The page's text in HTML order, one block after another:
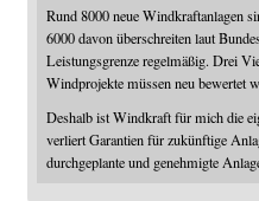
Rund 8000 neue Windkraftanlagen
6000 davon überschreiten laut
Leistungsgrenze regelmäßig. Drei
Windprojekte müssen neu bewertet
Deshalb ist Windkraft für mich die
verliert Garantien für zukünftige
durchgeplante und genehmigte